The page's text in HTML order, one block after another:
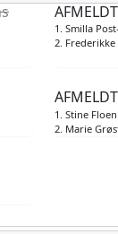
1. Smilla
2.
1. Stine
2. Marie